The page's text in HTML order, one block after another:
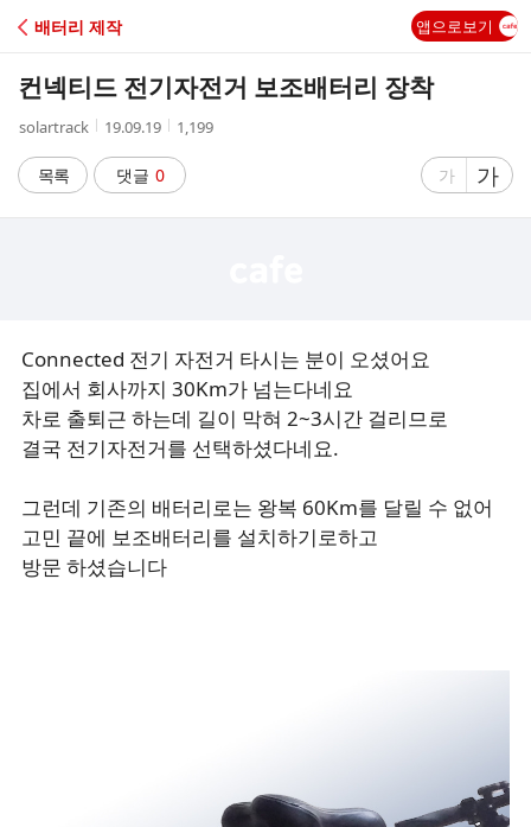
C
A
배터리 제작 앱으로보기
컨넥티드 전기자전거 보조배터리 장착
작
자
solartrack
작
시
간
19.09.19
조
수
1,199
목록 댓글 0
글
가
글
자
가
Connected 전기 자전거 타시는 분이 오셨어요
집에서 회사까지 30Km가 넘는다네요
차로 출퇴근 하는데 길이 막혀 2~3시간 걸리므로
결국 전기자전거를 선택하셨다네요.
그런데 기존의 배터리로는 왕복 60Km를 달릴 수 없어
고민 끝에 보조배터리를 설치하기로하고
방문 하셨습니다